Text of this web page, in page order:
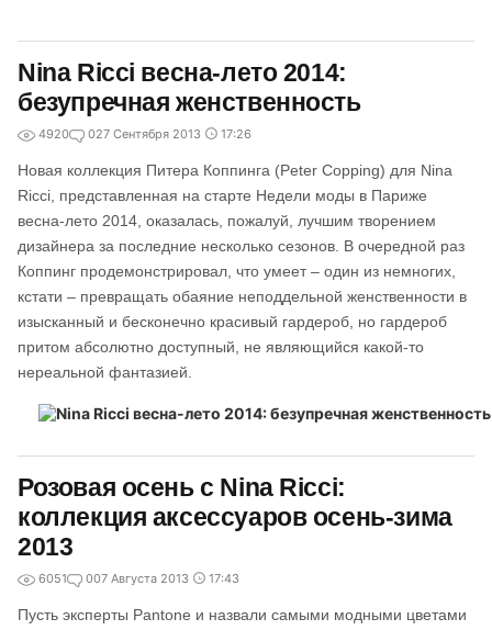
Nina Ricci весна-лето 2014:
безупречная женственность
4920 027 Сентября 2013 17:26
Новая коллекция Питера Коппинга (Peter Copping) для Nina
Ricci, представленная на старте Недели моды в Париже
весна-лето 2014, оказалась, пожалуй, лучшим творением
дизайнера за последние несколько сезонов. В очередной раз
Коппинг продемонстрировал, что умеет – один из немногих,
кстати – превращать обаяние неподдельной женственности в
изысканный и бесконечно красивый гардероб, но гардероб
притом абсолютно доступный, не являющийся какой-то
нереальной фантазией.
Розовая осень с Nina Ricci:
коллекция аксессуаров осень-зима
2013
6051 007 Августа 2013 17:43
Пусть эксперты Pantone и назвали самыми модными цветами